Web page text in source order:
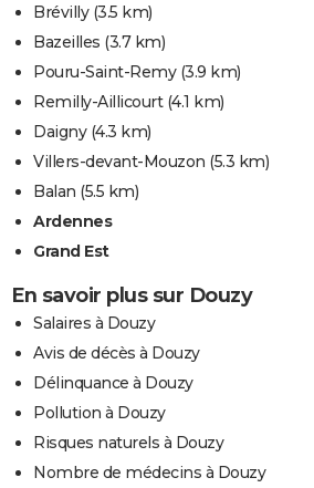
Brévilly(3.5 km)
Bazeilles (3.7 km)
Pouru-Saint-Remy(3.9 km)
Remilly-Aillicourt(4.1 km)
Daigny(4.3 km)
Villers-devant-Mouzon (5.3 km)
Balan (5.5 km)
Ardennes
Grand Est
En savoir plus sur Douzy
Salaires à Douzy
Avis de décès à Douzy
Délinquance à Douzy
Pollution à Douzy
Risques naturels à Douzy
Nombre de médecins à Douzy